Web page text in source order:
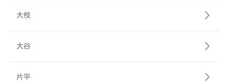
大枝
大谷
片平